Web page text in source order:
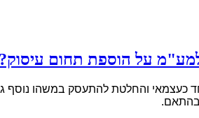
על הוספת תחום עיסוק?
והחלטת להתעסק במשהו נוסף
בהתאם.